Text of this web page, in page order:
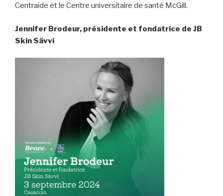
Centraide et le Centre universitaire de santé McGill.
Jennifer Brodeur, présidente et fondatrice de JB
Skin Sävvi